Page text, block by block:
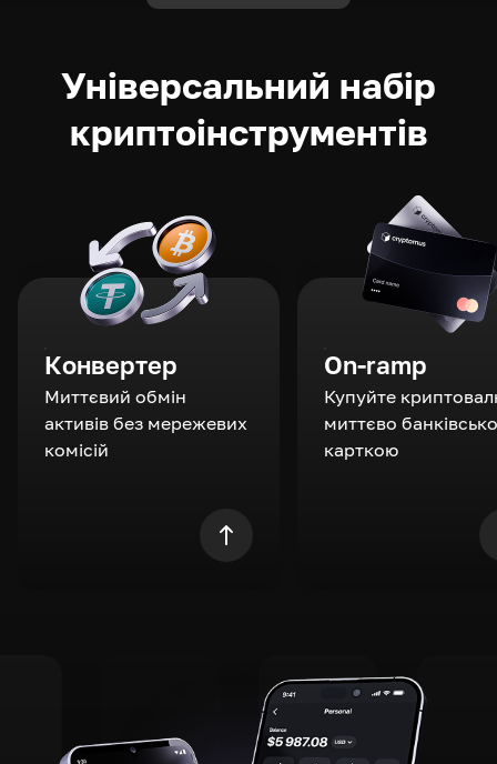
Універсальний набір
криптоінструментів
Конвертер
Миттєвий обмін
активів без мережевих
комісій
On-ramp
Купуйте
миттєво
карткою